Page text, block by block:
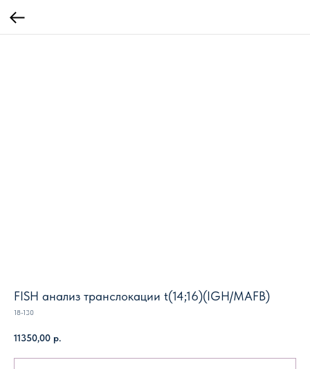
FISH анализ транслокации t(14;16)(IGH/MAFB)
18-130
11350,00 р.